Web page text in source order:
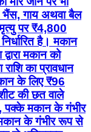
भैंस, गाय अथवा बैल
पर ₹4,800
है। मकान
मकान को
का प्रावधान
के लिए ₹96
की छत वाले
पक्के मकान के गंभीर
के गंभीर रूप से